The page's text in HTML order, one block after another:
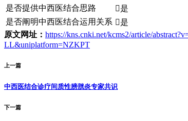
是否提供中西医结合思路
是
是否阐明中西医结合运用关系 是
原文网址： https://kns.cnki.net/kcms2/article/
LL&uniplatform=NZKPT
上一篇
中西医结合诊疗间质性膀胱炎专家共识
下一篇